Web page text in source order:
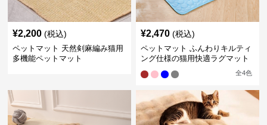
¥2,200 (税込)
ペットマット 天然剣麻編み猫用
多機能ペットマット
¥2,470 (税込)
ペットマット ふんわりキルティ
ング仕様の猫用快適ラグマット
全4色